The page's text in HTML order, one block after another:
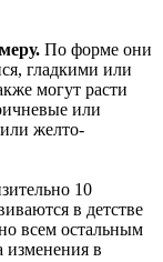
По форме они
гладкими или
могут расти
или
желто-
10
в детстве
всем остальным
изменения в